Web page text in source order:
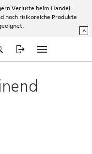
Verluste beim Handel
hoch risikoreiche Produkte
^